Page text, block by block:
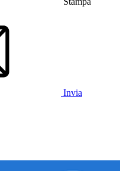
Invia